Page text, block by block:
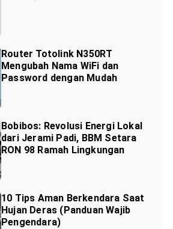
Router Totolink N350RT
Mengubah Nama WiFi dan
Password dengan Mudah
Bobibos: Revolusi Energi Lokal
dari Jerami Padi, BBM Setara
RON 98 Ramah Lingkungan
10 Tips Aman Berkendara Saat
Hujan Deras (Panduan Wajib
Pengendara)